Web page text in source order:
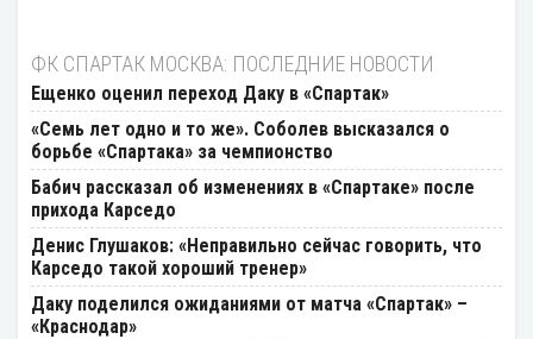
ФК СПАРТАК МОСКВА: ПОСЛЕДНИЕ НОВОСТИ
Ещенко оценил переход Даку в «Спартак»
«Семь лет одно и то же». Соболев высказался о
борьбе «Спартака» за чемпионство
Бабич рассказал об изменениях в «Спартаке» после
прихода Карседо
Денис Глушаков: «Неправильно сейчас говорить, что
Карседо такой хороший тренер»
Даку поделился ожиданиями от матча «Спартак» –
«Краснодар»